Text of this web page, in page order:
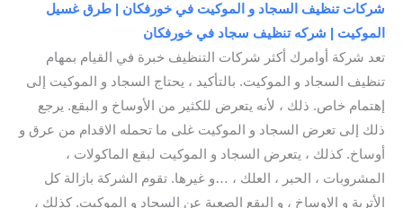
شركات تنظيف السجاد و الموكيت في خورفكان | طرق غسيل
الموكيت | شركه تنظيف سجاد في خورفكان
تعد شركة أوامرك أكثر شركات التنظيف خبرة في القيام بمهام
تنظيف السجاد و الموكيت. بالتأكيد ، يحتاج السجاد و الموكيت إلى
إهتمام خاص. ذلك ، لأنه يتعرض للكثير من الأوساخ و البقع. يرجع
ذلك إلى تعرض السجاد و الموكيت غلى ما تحمله الاقدام من عرق و
أوساخ. كذلك ، يتعرض السجاد و الموكيت لبقع الماكولات ،
المشروبات ، الحبر ، العلك ، …و غيرها. تقوم الشركة بازالة كل
الأتربة و الاوساخ ، و البقع الصعبة عن السجاد و الموكيت. كذلك ،